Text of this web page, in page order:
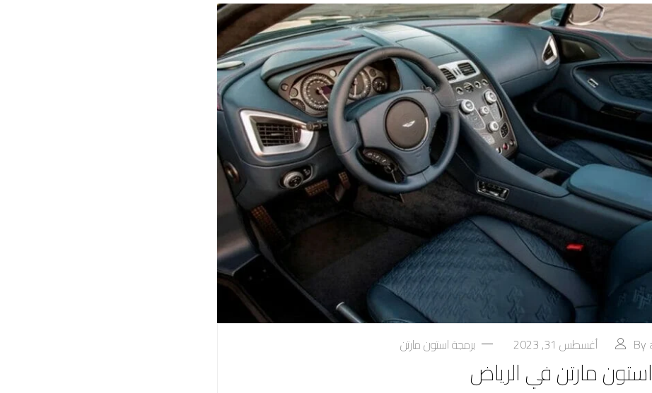
By أغسطس 31, 2023 برمجة استون مارتن
مارتن في الرياض